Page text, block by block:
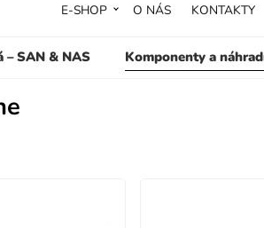
– SAN & NAS Komponenty a
E-SHOP O NÁS KONTAKTY